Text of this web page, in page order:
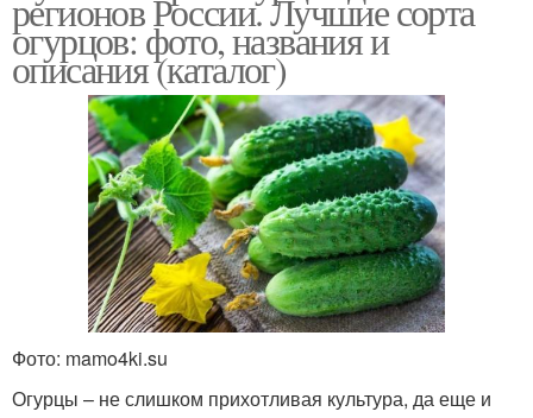
регионов России. Лучшие сорта
огурцов: фото, названия и
описания (каталог)
Фото: mamo4ki.su
Огурцы – не слишком прихотливая культура, да еще и